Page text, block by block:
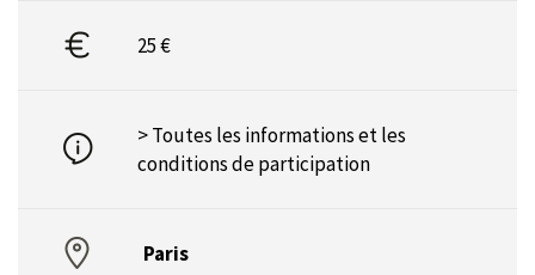
25 €
> Toutes les informations et les
conditions de participation
Paris